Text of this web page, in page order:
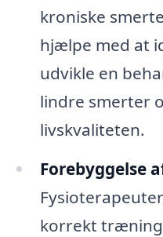
kroniske
hjælpe med at
udvikle en
lindre smerter
livskvaliteten.
Forebyggelse
korrekt